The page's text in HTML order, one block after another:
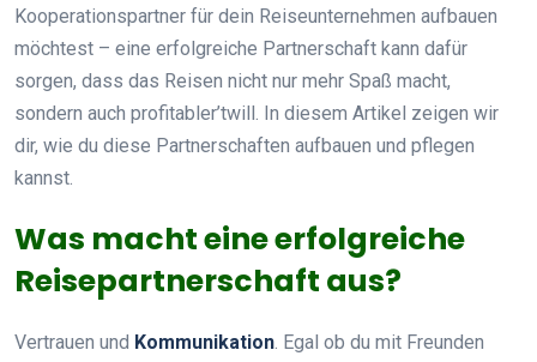
Kooperationspartner für dein Reiseunternehmen aufbauen
möchtest – eine erfolgreiche Partnerschaft kann dafür
sorgen, dass das Reisen nicht nur mehr Spaß macht,
sondern auch profitabler’twill. In diesem Artikel zeigen wir
dir, wie du diese Partnerschaften aufbauen und pflegen
kannst.
Was macht eine erfolgreiche
Reisepartnerschaft aus?
Vertrauen und Kommunikation. Egal ob du mit Freunden